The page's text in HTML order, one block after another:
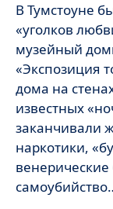
В Тумстоуне
«уголков
музейный
«Экспозиция
дома на
известных
заканчивали
наркотики,
венерические